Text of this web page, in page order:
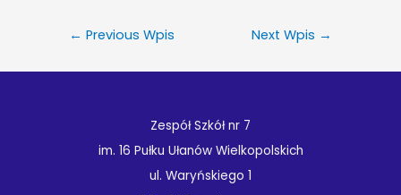
← Previous Wpis Next Wpis →
Zespół Szkół nr 7
im. 16 Pułku Ułanów Wielkopolskich
ul. Waryńskiego 1